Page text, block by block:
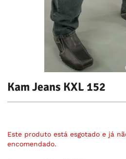
Kam Jeans KXL 152
Este produto está esgotado e já
encomendado.